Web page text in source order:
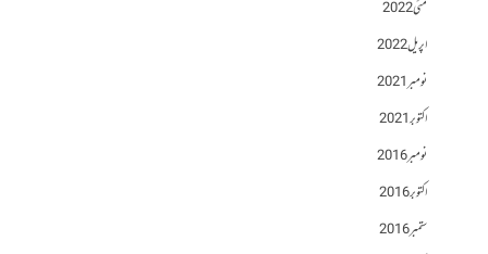
مئی 2022
اپریل 2022
نومبر 2021
اکتوبر 2021
نومبر 2016
اکتوبر 2016
ستمبر 2016